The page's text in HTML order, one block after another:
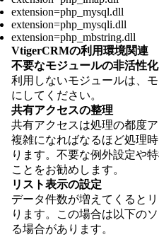
extension=php_mysql.dll
extension=php_mysqli.dll
extension=php_mbstring.dll
VtigerCRMの利用環境関連
不要なモジュールの非活性化
利用しないモジュールは、
にしてください。
共有アクセスの整理
共有アクセスは処理の都度
複雑になればなるほど処理
ります。不要な例外設定や
ことをお勧めします。
リスト表示の設定
データ件数が増えてくると
ります。この場合は以下の
る場合があります。